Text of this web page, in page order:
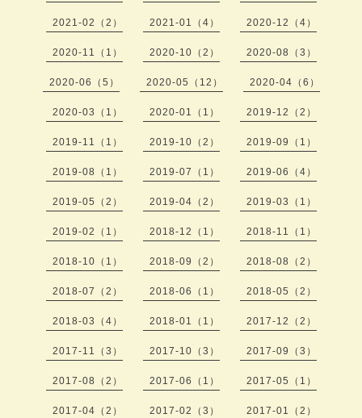
2021-02（2） 2021-01（4） 2020-12（4）
2020-11（1） 2020-10（2） 2020-08（3）
2020-06（5） 2020-05（12） 2020-04（6）
2020-03（1） 2020-01（1） 2019-12（2）
2019-11（1） 2019-10（2） 2019-09（1）
2019-08（1） 2019-07（1） 2019-06（4）
2019-05（2） 2019-04（2） 2019-03（1）
2019-02（1） 2018-12（1） 2018-11（1）
2018-10（1） 2018-09（2） 2018-08（2）
2018-07（2） 2018-06（1） 2018-05（2）
2018-03（4） 2018-01（1） 2017-12（2）
2017-11（3） 2017-10（3） 2017-09（3）
2017-08（2） 2017-06（1） 2017-05（1）
2017-04（2） 2017-02（3） 2017-01（2）